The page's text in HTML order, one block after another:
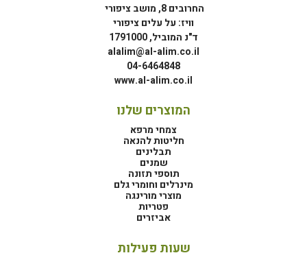
החרובים 8, מושב ציפורי
וויז: על עלים ציפורי
ד"נ המוביל, 1791000
alalim@al-alim.co.il
04-6464848
www.al-alim.co.il
המוצרים שלנו
צמחי מרפא
חליטות להנאה
תבלינים
שמנים
תוספי תזונה
מינרלים וחומרי גלם
מוצרי מורינגה
פטריות
אביזרים
שעות פעילות